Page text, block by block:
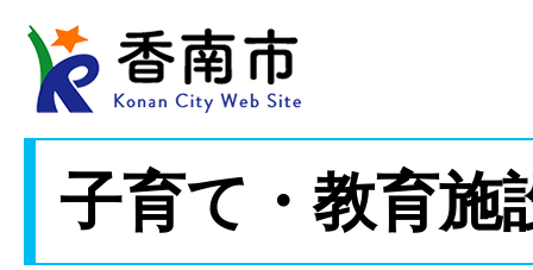
子育て・教育施